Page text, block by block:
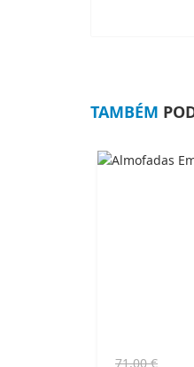
TAMBÉM
71,00€